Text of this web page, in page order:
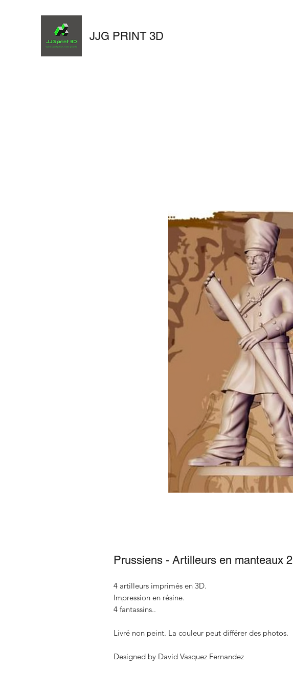
JJG PRINT 3D
Prussiens - Artilleurs en manteaux 2
4 artilleurs imprimés en 3D.
Impression en résine.
4 fantassins..
Livré non peint. La couleur peut différer des photos.
Designed by David Vasquez Fernandez